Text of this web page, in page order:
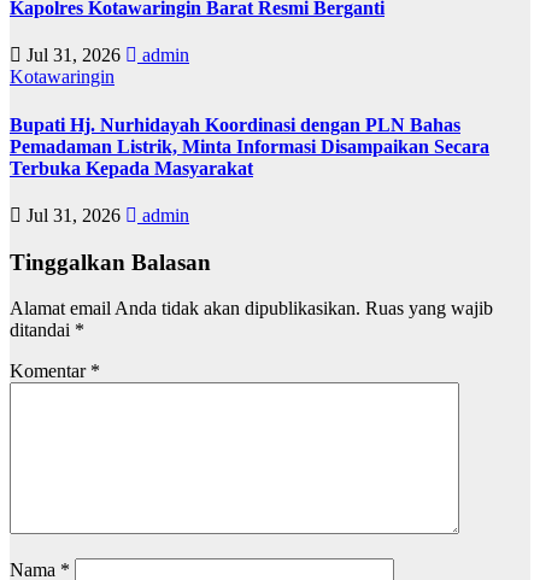
Kapolres Kotawaringin Barat Resmi Berganti
Jul 31, 2026
admin
Kotawaringin
Bupati Hj. Nurhidayah Koordinasi dengan PLN Bahas
Pemadaman Listrik, Minta Informasi Disampaikan Secara
Terbuka Kepada Masyarakat
Jul 31, 2026 admin
Tinggalkan Balasan
Alamat email Anda tidak akan dipublikasikan. Ruas yang wajib
ditandai *
Komentar *
Nama *